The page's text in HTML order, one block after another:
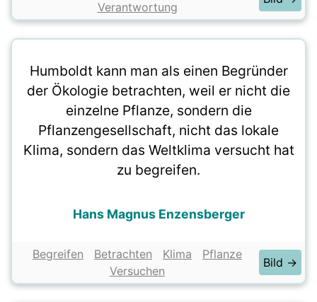
Verantwortung
Humboldt kann man als einen Begründer
der Ökologie betrachten, weil er nicht die
einzelne Pflanze, sondern die
Pflanzengesellschaft, nicht das lokale
Klima, sondern das Weltklima versucht hat
zu begreifen.
Hans Magnus Enzensberger
Begreifen Betrachten Klima
Pflanze
Versuchen
Bild →